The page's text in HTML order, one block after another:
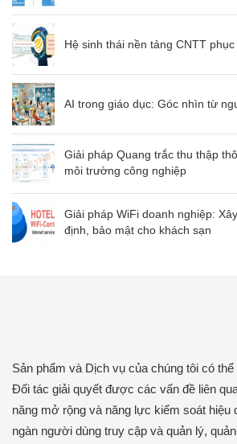
Hệ sinh thái nền tảng CNTT
AI trong giáo dục: Góc nhìn từ
Giải pháp Quang trắc thu thập
môi trường công nghiệp
Giải pháp WiFi doanh nghiệp:
định, bảo mật cho khách sạn
Sản phẩm và Dịch vụ của chúng tôi có
Đối tác giải quyết được các vấn đề liên
năng mở rộng và năng lực kiểm soát hiệu
ngàn người dùng truy cập và quản lý,